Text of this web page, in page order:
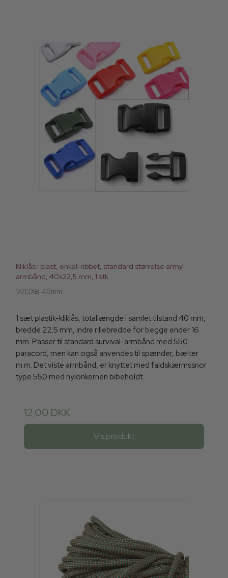
Kliklås i plast, enkel-ribbet, standard størrelse army
armbånd, 40x22,5 mm, 1 stk
3013XB-40mm
1 sæt plastik-kliklås, totallængde i samlet tilstand 40 mm,
bredde 22,5 mm, indre rillebredde for begge ender 16
mm. Passer til standard survival-armbånd med 550
paracord, men kan også anvendes til spænder, bælter
m.m. Det viste armbånd, er knyttet med faldskærmssnor
type 550 med nylonkernen bibeholdt.
12,00 DKK
Vis produkt